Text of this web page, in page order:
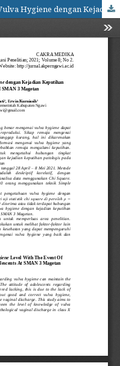
Hubungan Tingkat Pengetahuan Vulva Hygiene dengan Kejadian Keputihan Patologis pada Remaja Kelas X II SMAN 3 Magetan